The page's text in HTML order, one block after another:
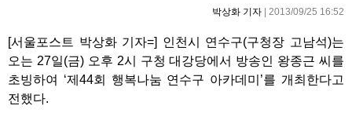
박상화 기자 | 2013/09/25 16:52
[서울포스트 박상화 기자=] 인천시 연수구(구청장 고남석)는
오는 27일(금) 오후 2시 구청 대강당에서 방송인 왕종근 씨를
초빙하여 ‘제44회 행복나눔 연수구 아카데미’를 개최한다고
전했다.